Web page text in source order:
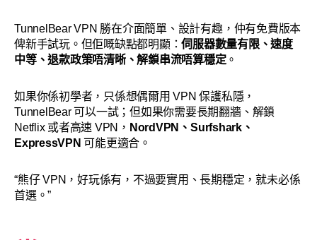
TunnelBear VPN 勝在介面簡單、設計有趣，仲有免費版本
俾新手試玩。但佢嘅缺點都明顯：伺服器數量有限、速度
中等、退款政策唔清晰、解鎖串流唔算穩定。
如果你係初學者，只係想偶爾用 VPN 保護私隱，
TunnelBear 可以一試；但如果你需要長期翻牆、解鎖
Netflix 或者高速 VPN， NordVPN、Surfshark、
ExpressVPN 可能更適合。
“熊仔 VPN，好玩係有，不過要實用、長期穩定，就未必係
首選。”